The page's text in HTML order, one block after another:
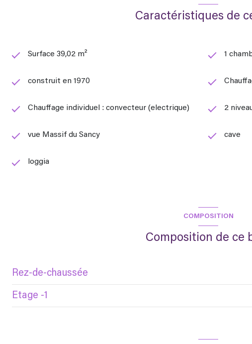
Caractéristiques de
Surface 39,02 m² 1
construit en 1970
Chauffage individuel : convecteur (electrique) 2
vue Massif du Sancy cave
loggia
COMPOSITION
Composition de ce
Rez-de-chaussée
entrée
Etage -1